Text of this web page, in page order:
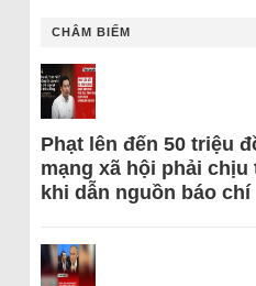
CHÂM BIẾM
Phạt lên đến 50 triệu
mạng xã hội phải
khi dẫn nguồn báo chí